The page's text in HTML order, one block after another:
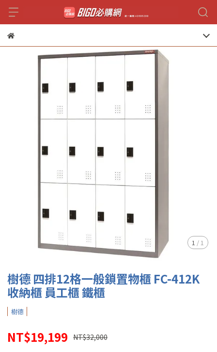
1 / 1
樹德 四排12格一般鎖置物櫃 FC-412K
收納櫃 員工櫃 鐵櫃
樹德
NT$19,199 NT$32,000